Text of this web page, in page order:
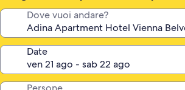
stelle
Dove vuoi andare?
Date